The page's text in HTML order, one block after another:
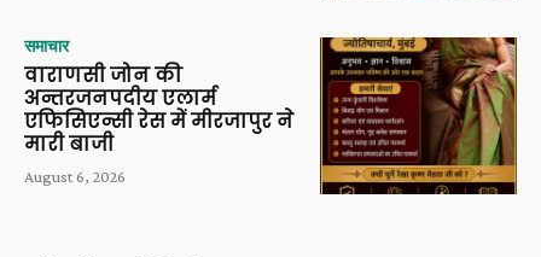
समाचार
वाराणसी जोन की
अन्तरजनपदीय एलार्म
एफिसिएन्सी रेस में मीरजापुर ने
मारी बाजी
August 6, 2026